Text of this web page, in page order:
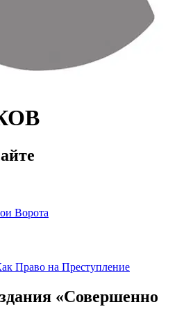
Ворота
Право на Преступление
«Совершенно